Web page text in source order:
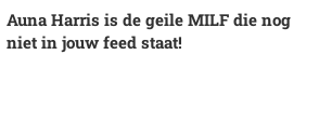
Auna Harris is de geile MILF die nog
niet in jouw feed staat!